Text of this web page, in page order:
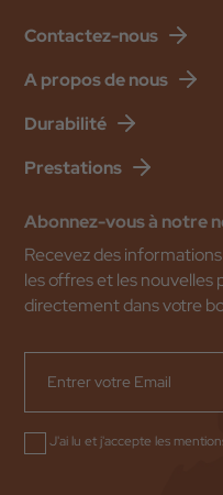
Contactez-nous
A propos de nous
Durabilité
Prestations
Abonnez-vous à notre
Recevez des
les offres et les nouvelles
directement dans votre
J'ai lu et j'accepte les